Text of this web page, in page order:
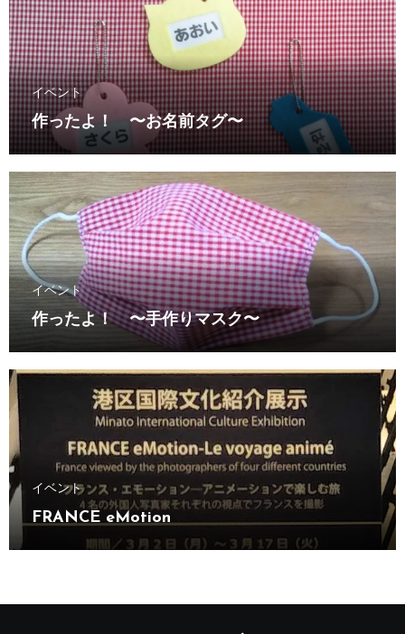
イベント
作ったよ！ 〜お名前タグ〜
イベント
作ったよ！ 〜手作りマスク〜
イベント
FRANCE eMotion